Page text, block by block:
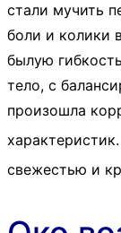
стали мучить
боли и колики
былую
тело, с
произошла
характеристик.
свежестью и